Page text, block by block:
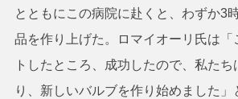
とともにこの病院に赴くと、わずか3
品を作り上げた。ロマイオーリ氏は「
トしたところ、成功したので、私た
り、新しいバルブを作り始めました」